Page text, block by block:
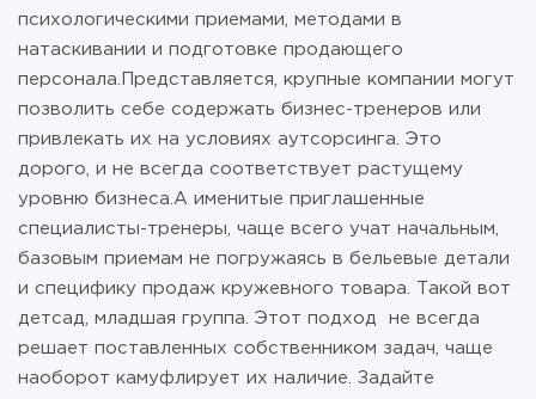
психологическими приемами, методами в
натаскивании и подготовке продающего
персонала.Представляется, крупные компании могут
позволить себе содержать бизнес-тренеров или
привлекать их на условиях аутсорсинга. Это
дорого, и не всегда соответствует растущему
уровню бизнеса.А именитые приглашенные
специалисты-тренеры, чаще всего учат начальным,
базовым приемам не погружаясь в бельевые детали
и специфику продаж кружевного товара. Такой вот
детсад, младшая группа. Этот подход не всегда
решает поставленных собственником задач, чаще
наоборот камуфлирует их наличие. Задайте